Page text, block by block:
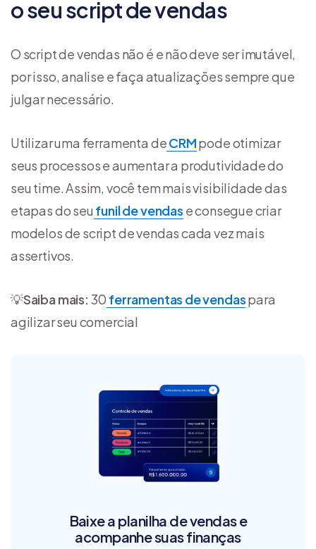
o seu script de vendas
O script de vendas não é e não deve ser imutável,
por isso, analise e faça atualizações sempre que
julgar necessário.
Utilizar uma ferramenta deCRMpode otimizar
seus processos e aumentar a produtividade do
seu time. Assim, você tem mais visibilidade das
etapas do seu funil de vendas e consegue criar
modelos de script de vendas cada vez mais
assertivos.
💡Saiba mais: 30 ferramentas de vendaspara
agilizar seu comercial
Baixe a planilha de vendas e
acompanhe suas finanças